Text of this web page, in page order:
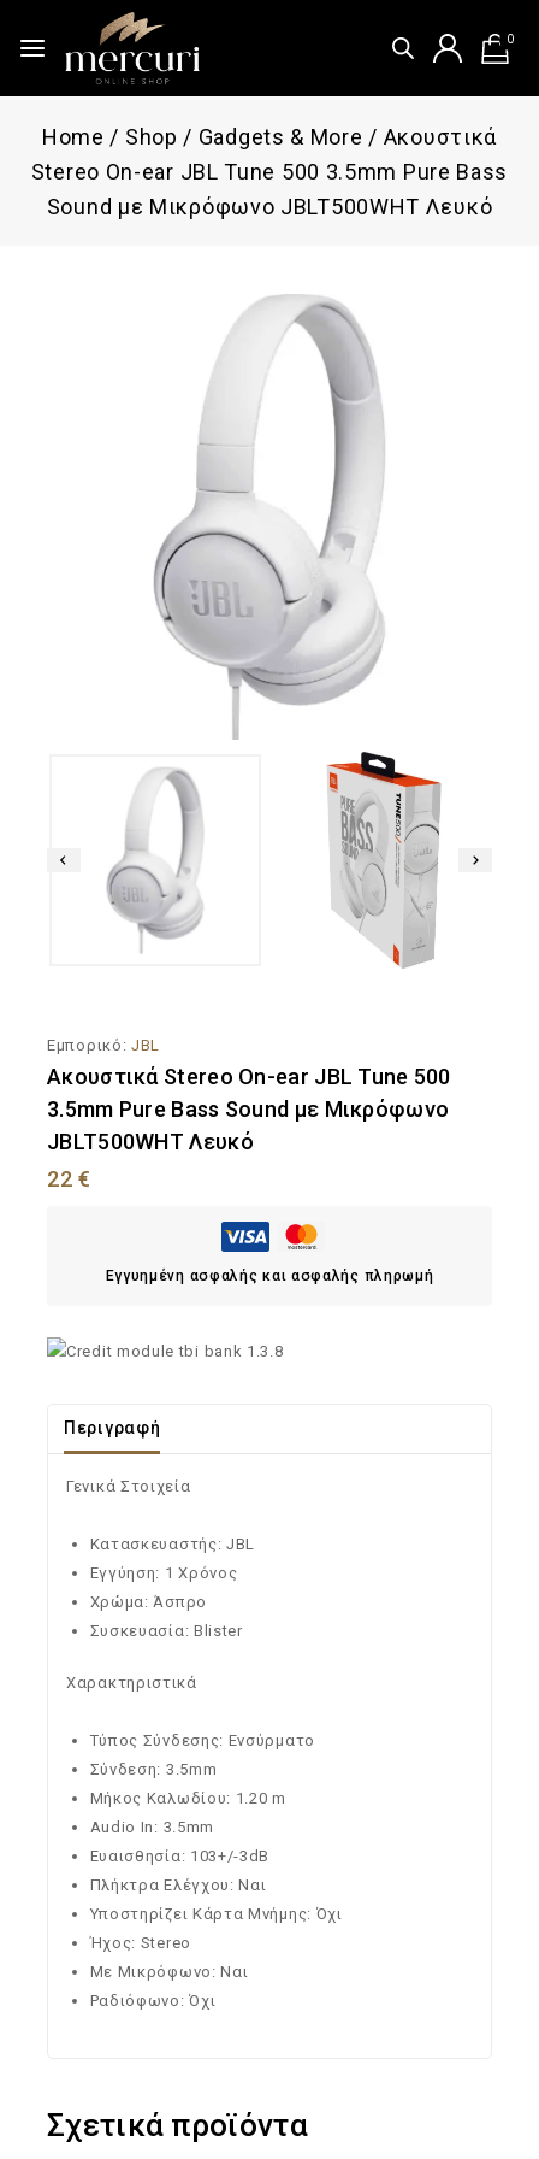
0
Home / Shop / Gadgets & More / Ακουστικά
Stereo On-ear JBL Tune 500 3.5mm Pure Bass
Sound με Μικρόφωνο JBLT500WHT Λευκό
Εμπορικό: JBL
Ακουστικά Stereo On-ear JBL Tune 500
3.5mm Pure Bass Sound με Μικρόφωνο
JBLT500WHT Λευκό
22€
Εγγυημένη ασφαλής και ασφαλής πληρωμή
Περιγραφή
Γενικά Στοιχεία
Κατασκευαστής: JBL
Εγγύηση: 1 Χρόνος
Χρώμα: Άσπρο
Συσκευασία: Blister
Χαρακτηριστικά
Τύπος Σύνδεσης: Ενσύρματο
Σύνδεση: 3.5mm
Μήκος Καλωδίου: 1.20 m
Audio In: 3.5mm
Ευαισθησία: 103+/-3dB
Πλήκτρα Ελέγχου: Ναι
Υποστηρίζει Κάρτα Μνήμης: Όχι
Ήχος: Stereo
Με Μικρόφωνο: Ναι
Ραδιόφωνο: Όχι
Σχετικά προϊόντα